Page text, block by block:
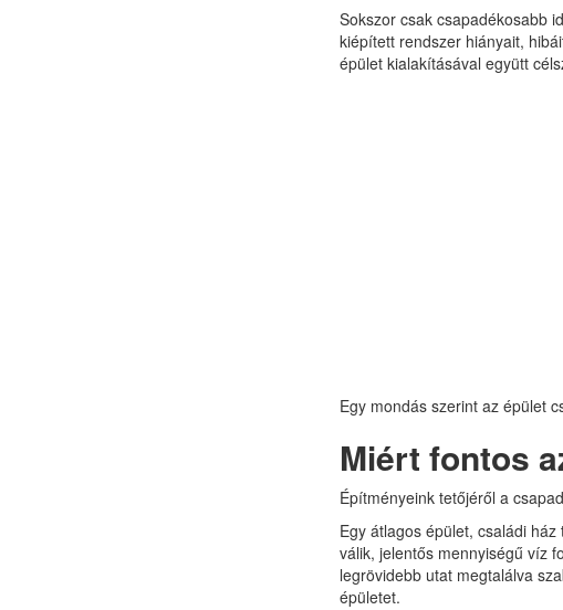
Sokszor csak csapadékosabb
kiépített rendszer hiányait,
épület kialakításával együtt
Egy mondás szerint az épület
Miért fontos
Építményeink tetőjéről a
Egy átlagos épület, családi
válik, jelentős mennyiségű víz
legrövidebb utat megtalálva
épületet.